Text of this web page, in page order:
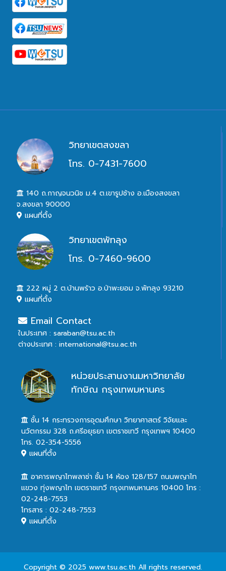
วิทยาเขตสงขลา
โทร. 0-7431-7600
140 ถ.กาญจนวนิช ม.4 ต.เขารูปช้าง อ.เมืองสงขลา
จ.สงขลา 90000
แผนที่ตั้ง
วิทยาเขตพัทลุง
โทร. 0-7460-9600
222 หมู่ 2 ต.บ้านพร้าว อ.ป่าพะยอม จ.พัทลุง 93210
แผนที่ตั้ง
Email Contact
ในประเทศ : saraban@tsu.ac.th
ต่างประเทศ : international@tsu.ac.th
หน่วยประสานงานมหาวิทยาลัย
ทักษิณ กรุงเทพมหานคร
ชั้น 14 กระทรวงการอุดมศึกษา วิทยาศาสตร์ วิจัยและ
นวัตกรรม 328 ถ.ศรีอยุธยา เขตราชเทวี กรุงเทพฯ 10400
โทร. 02-354-5556
แผนที่ตั้ง
อาคารพญาไทพลาซ่า ชั้น 14 ห้อง 128/157 ถนนพญาไท
แขวง ทุ่งพญาไท เขตราชเทวี กรุงเทพมหานคร 10400 โทร :
02-248-7553
โทรสาร : 02-248-7553
แผนที่ตั้ง
Copyright © 2025 www.tsu.ac.th All rights reserved.